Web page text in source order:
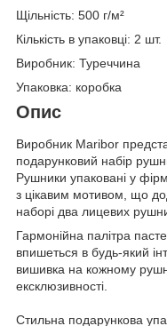
Щільність: 500 г/м²
Кількість в упаковці: 2 шт.
Виробник: Туреччина
Упаковка: коробка
Опис
Виробник Maribor
подарунковий набір
Рушники упаковані у
з цікавим мотивом, що
наборі два лицевих
Гармонійна палітра
впишеться в будь-який
вишивка на кожному
ексклюзивності.
Стильна подарункова